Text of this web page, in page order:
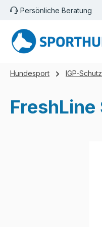
Hauptinhalt springen
Zur Suche springen
Zur Hauptnavigation
Persönliche Beratung
Hundesport IGP-